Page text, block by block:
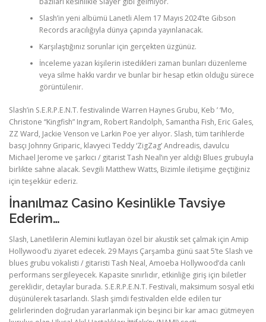
Slash’in yeni albümü Lanetli Alem 17 Mayıs 2024’te Gibson
Records aracılığıyla dünya çapında yayınlanacak.
Karşılaştığınız sorunlar için gerçekten üzgünüz.
İnceleme yazan kişilerin istedikleri zaman bunları düzenleme
veya silme hakkı vardır ve bunlar bir hesap etkin olduğu sürece
görüntülenir.
Slash’in S.E.R.P.E.N.T. festivalinde Warren Haynes Grubu, Keb ’ ‘Mo,
Christone “Kingfish” Ingram, Robert Randolph, Samantha Fish, Eric Gales,
ZZ Ward, Jackie Venson ve Larkin Poe yer alıyor. Slash, tüm tarihlerde
basçı Johnny Griparic, klavyeci Teddy ‘ZigZag’ Andreadis, davulcu
Michael Jerome ve şarkıcı / gitarist Tash Neal’ın yer aldığı Blues grubuyla
birlikte sahne alacak. Sevgili Matthew Watts, Bizimle iletişime geçtiğiniz
için teşekkür ederiz.
İnanılmaz Casino Kesinlikle Tavsiye
Ederim…
Slash, Lanetlilerin Alemini kutlayan özel bir akustik set çalmak için Amip
Hollywood’u ziyaret edecek. 29 Mayıs Çarşamba günü saat 5’te Slash ve
blues grubu vokalisti / gitaristi Tash Neal, Amoeba Hollywood’da canlı
performans sergileyecek. Kapasite sınırlıdır, etkinliğe giriş için biletler
gereklidir, detaylar burada. S.E.R.P.E.N.T. Festivali, maksimum sosyal etki
düşünülerek tasarlandı. Slash şimdi festivalden elde edilen tur
gelirlerinden doğrudan yararlanmak için beşinci bir kar amacı gütmeyen